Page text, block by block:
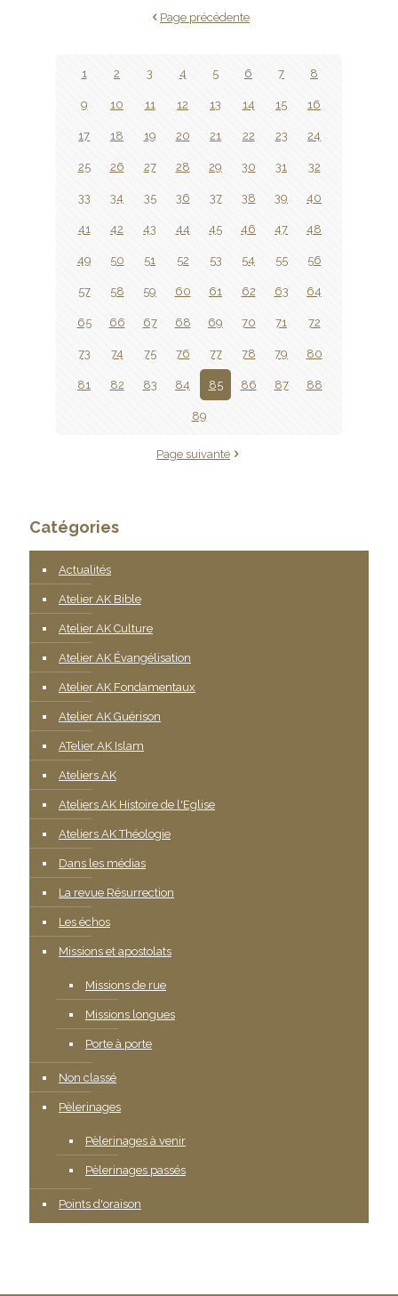
Page précédente
1 2 3 4 5 6 7 8
9 10 11 12 13 14 15 16
17 18 19 20 21 22 23 24
25 26 27 28 29 30 31 32
33 34 35 36 37 38 39 40
41 42 43 44 45 46 47 48
49 50 51 52 53 54 55 56
57 58 59 60 61 62 63 64
65 66 67 68 69 70 71 72
73 74 75 76 77 78 79 80
81 82 83 84 85 86 87 88
89
Page suivante
Catégories
Actualités
Atelier AK Bible
Atelier AK Culture
Atelier AK Évangélisation
Atelier AK Fondamentaux
Atelier AK Guérison
ATelier AK Islam
Ateliers AK
Ateliers AK Histoire de l'Eglise
Ateliers AK Théologie
Dans les médias
La revue Résurrection
Les échos
Missions et apostolats
Missions de rue
Missions longues
Porte à porte
Non classé
Pèlerinages
Pèlerinages à venir
Pèlerinages passés
Points d'oraison